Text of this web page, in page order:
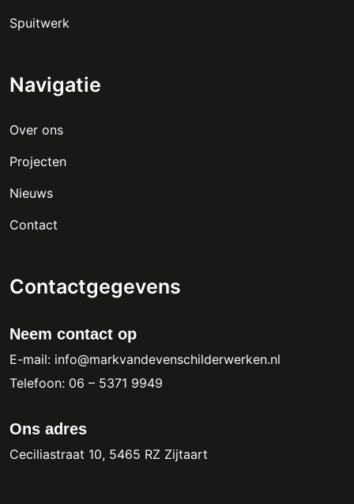
Spuitwerk
Navigatie
Over ons
Projecten
Nieuws
Contact
Contactgegevens
Neem contact op
E-mail: info@markvandevenschilderwerken.nl
Telefoon: 06 – 5371 9949
Ons adres
Ceciliastraat 10, 5465 RZ Zijtaart